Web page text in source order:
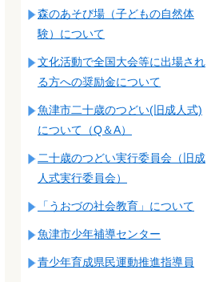
森のあそび場（子どもの自然体
験）について
文化活動で全国大会等に出場され
る方への奨励金について
魚津市二十歳のつどい(旧成人式)
について（Q＆A）
二十歳のつどい実行委員会（旧成
人式実行委員会）
「うおづの社会教育」について
魚津市少年補導センター
青少年育成県民運動推進指導員